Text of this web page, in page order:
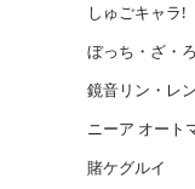
しゅごキャラ!
ぼっち・ざ・
鏡音リン・レン
ニーア オート
賭ケグルイ